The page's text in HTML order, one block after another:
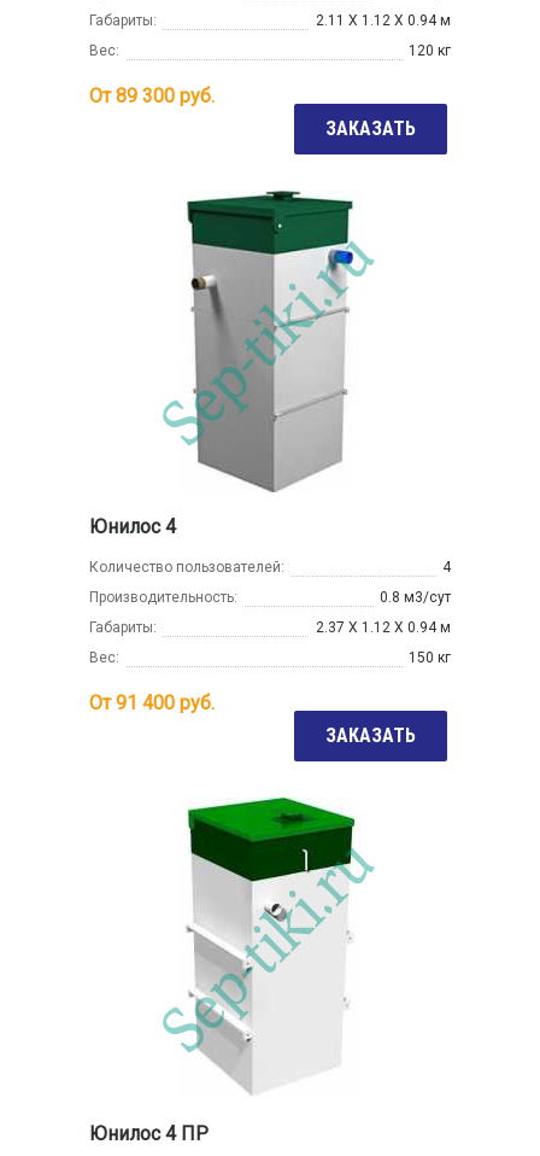
Габариты:
2.11 Х 1.12 Х 0.94 м
Вес:
120 кг
От89 300 руб.
ЗАКАЗАТЬ
Юнилос 4
Количество пользователей:
4
Производительность:
0.8 м3/сут
Габариты:
2.37 Х 1.12 Х 0.94 м
Вес:
150 кг
От91 400 руб.
ЗАКАЗАТЬ
Юнилос 4 ПР